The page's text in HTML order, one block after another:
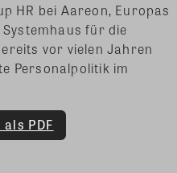
HR bei Aareon, Europas
für die
vor vielen Jahren
Personalpolitik im
PDF